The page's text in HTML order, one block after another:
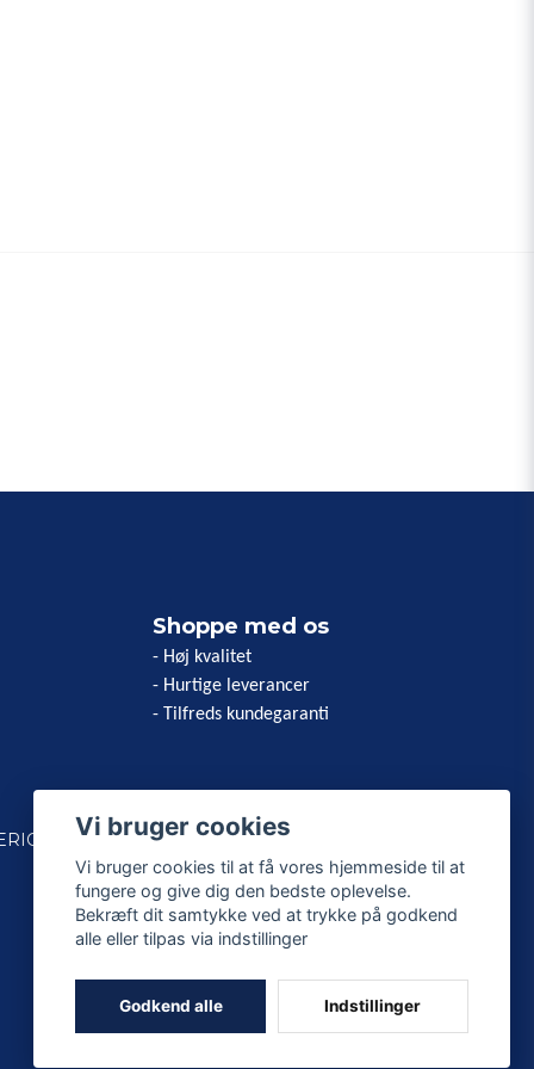
Shoppe med os
- Høj kvalitet
- Hurtige leverancer
- Tilfreds kundegaranti
Vi bruger cookies
Vi bruger cookies til at få vores hjemmeside til at
fungere og give dig den bedste oplevelse.
Bekræft dit samtykke ved at trykke på godkend
alle eller tilpas via indstillinger
Godkend alle Indstillinger